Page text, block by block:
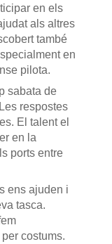
en els
als altres
també
en
pilota.
sabata de
respostes
El talent el
en la
ports entre
ens ajuden i
tasca.
costums.